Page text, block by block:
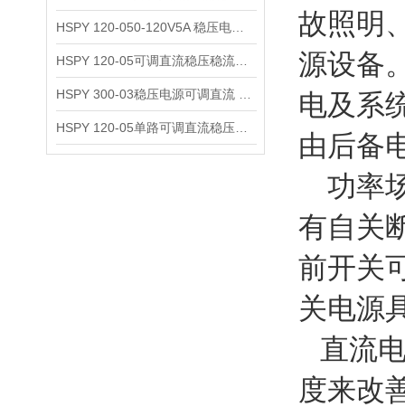
故照明
源设备
电及系
由后备
功率
有自关
前开关
关电源
直流
度来改